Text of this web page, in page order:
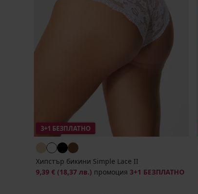
3+1 БЕЗПЛАТНО
Хипстър бикини Simple Lace II
9,39 € (18,37 лв.) промоция 3+1 БЕЗПЛАТНО